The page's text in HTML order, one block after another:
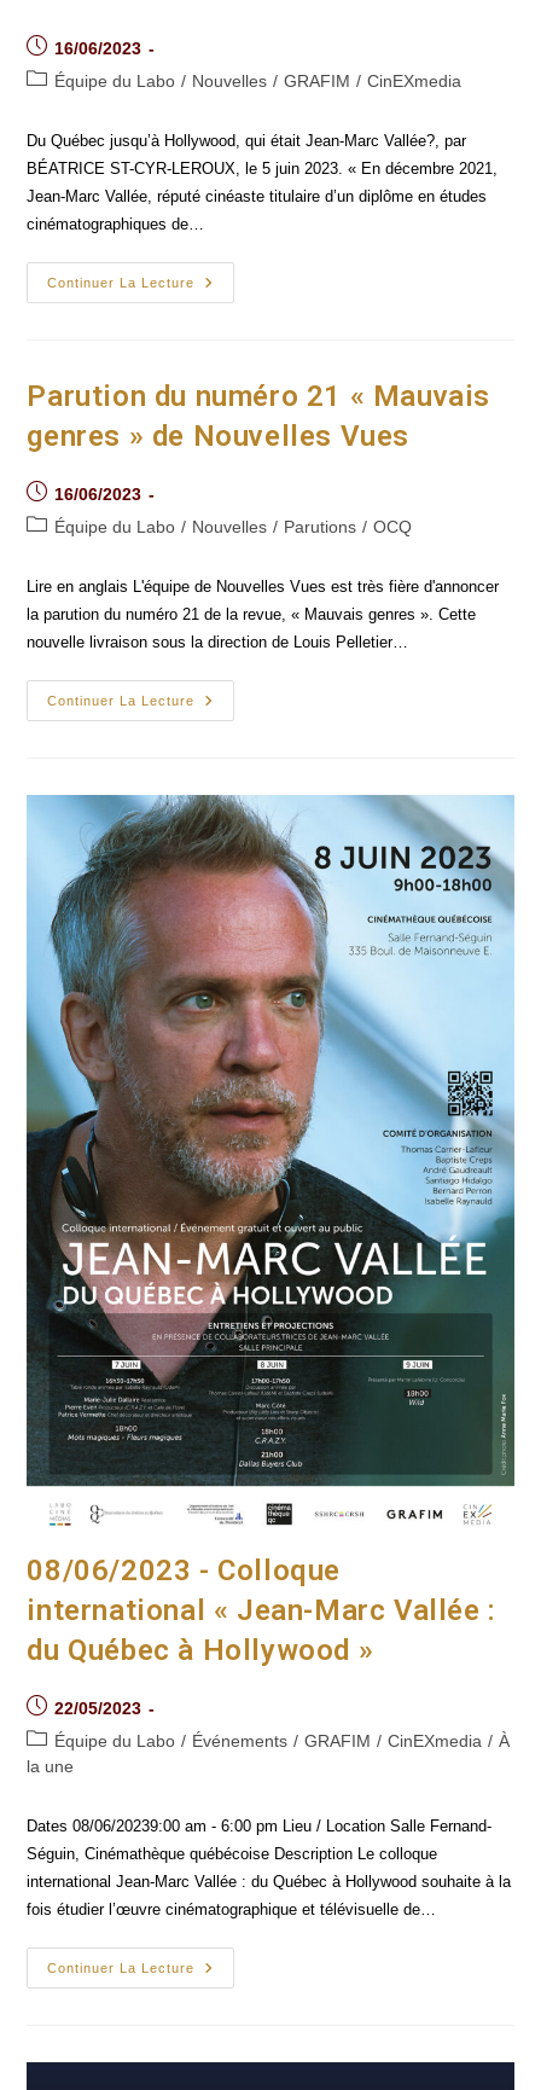
Post
published:
16/06/2023
PostÉquipe du Labo / Nouvelles / GRAFIM / CinEXmedia
Du Québec jusqu’à Hollywood, qui était Jean-Marc Vallée?, par
BÉATRICE ST-CYR-LEROUX, le 5 juin 2023. « En décembre 2021,
Jean-Marc Vallée, réputé cinéaste titulaire d’un diplôme en études
cinématographiques de…
Continuer La Lecture
Article
Dans
Jusqu’à
Hollywood,
Était
Jean-
Parution du numéro 21 « Mauvais
genres » de Nouvelles Vues
Post
published:
16/06/2023
PostÉquipe du Labo / Nouvelles / Parutions / OCQ
Lire en anglais L'équipe de Nouvelles Vues est très fière d'annoncer
la parution du numéro 21 de la revue, « Mauvais genres ». Cette
nouvelle livraison sous la direction de Louis Pelletier…
Continuer La Lecture
Parution
Du
De
Nouvelles
Vues
08/06/2023 - Colloque
international « Jean-Marc Vallée :
du Québec à Hollywood »
Post
published:
22/05/2023
Post
category:
Équipe du Labo / Événements / GRAFIM / CinEXmedia / À
la une
Dates 08/06/20239:00 am - 6:00 pm Lieu / Location Salle Fernand-
Séguin, Cinémathèque québécoise Description Le colloque
international Jean-Marc Vallée : du Québec à Hollywood souhaite à la
fois étudier l’œuvre cinématographique et télévisuelle de…
Continuer La Lecture
08/06/2023
-